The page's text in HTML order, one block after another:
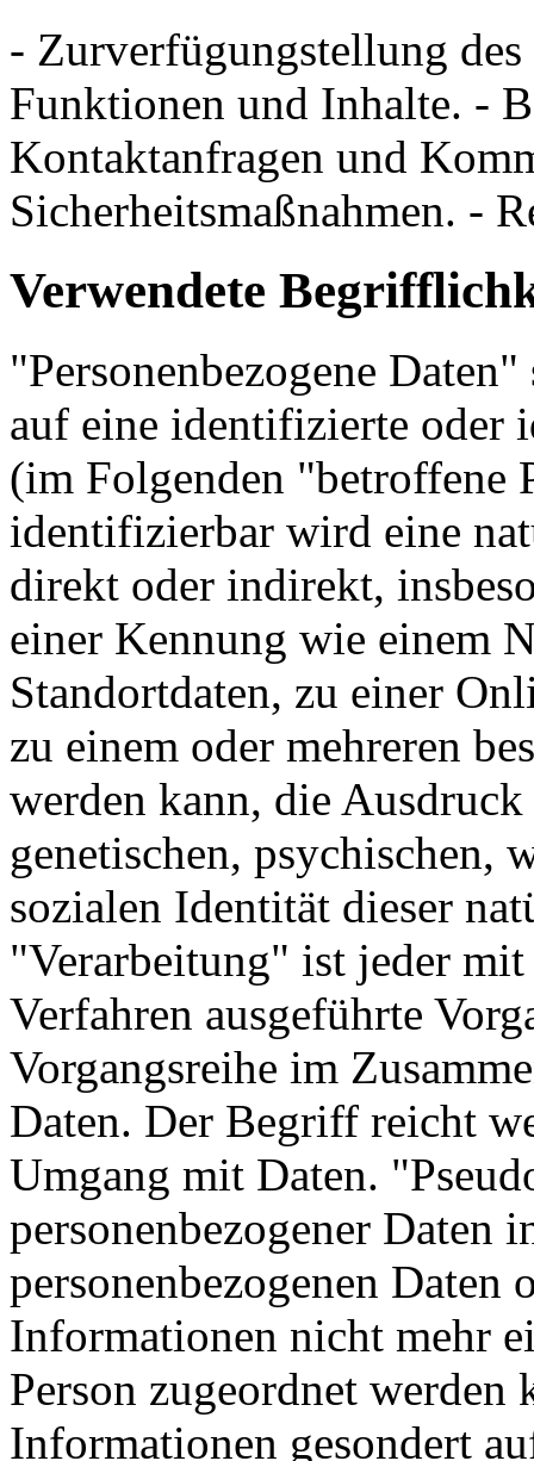
- Zurverfügungstellung
Funktionen und Inhalte. -
Kontaktanfragen und
Sicherheitsmaßnahmen. -
Verwendete
"Personenbezogene
auf eine identifizierte oder
(im Folgenden "betroffene
identifizierbar wird eine
direkt oder indirekt,
einer Kennung wie einem
Standortdaten, zu einer
zu einem oder mehreren
werden kann, die
genetischen, psychischen,
sozialen Identität dieser
"Verarbeitung" ist jeder
Verfahren ausgeführte
Vorgangsreihe im
Daten. Der Begriff reicht
Umgang mit Daten.
personenbezogener Daten
personenbezogenen
Informationen nicht mehr
Person zugeordnet werden
Informationen gesondert